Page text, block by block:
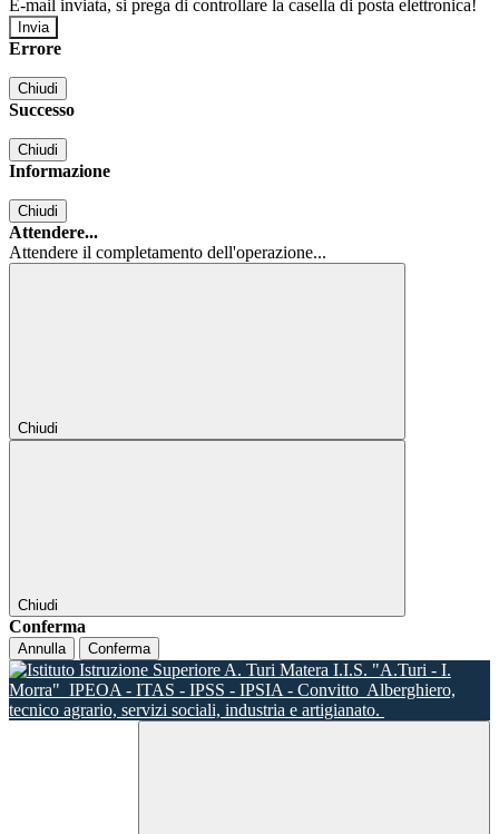
E-mail inviata, si prega di controllare la casella di posta elettronica!
Errore
Chiudi
Successo
Chiudi
Informazione
Chiudi
Attendere...
Attendere il completamento dell'operazione...
Chiudi
Chiudi
Conferma
Annulla Conferma
I.I.S. "A.Turi - I.
Morra" IPEOA - ITAS - IPSS - IPSIA - Convitto Alberghiero,
tecnico agrario, servizi sociali, industria e artigianato.